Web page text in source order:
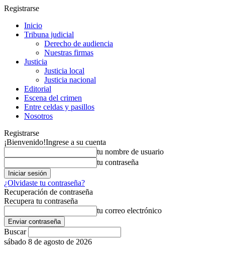
Registrarse
Inicio
Tribuna judicial
Derecho de audiencia
Nuestras firmas
Justicia
Justicia local
Justicia nacional
Editorial
Escena del crimen
Entre celdas y pasillos
Nosotros
Registrarse
¡Bienvenido!Ingrese a su cuenta
tu nombre de usuario
tu contraseña
¿Olvidaste tu contraseña?
Recuperación de contraseña
Recupera tu contraseña
tu correo electrónico
Buscar
sábado 8 de agosto de 2026